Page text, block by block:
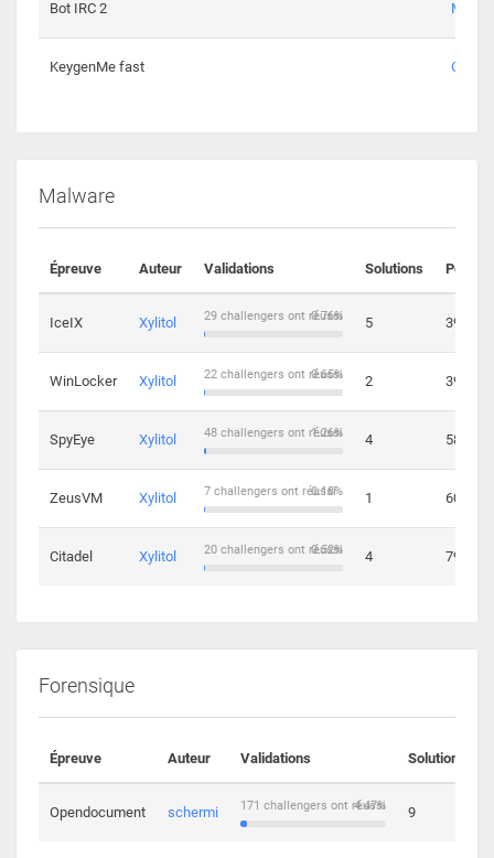
Bot IRC 2
KeygenMe fast Ge0
Malware
Épreuve Auteur Validations Solutions Points
IceIX Xylitol 0.76%
29 challengers ont réussi 5 39
WinLocker Xylitol 0.65%
22 challengers ont réussi 2 39
SpyEye Xylitol 1.26%
48 challengers ont réussi 4 58
ZeusVM Xylitol 0.18%
7 challengers ont réussi 1 60
Citadel Xylitol 0.52%
20 challengers ont réussi 4 79
Forensique
Épreuve Auteur Validations Solutions
Opendocument schermi 4.47%
171 challengers ont réussi 9